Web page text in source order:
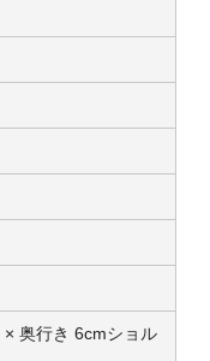
奥行き 6cmショル